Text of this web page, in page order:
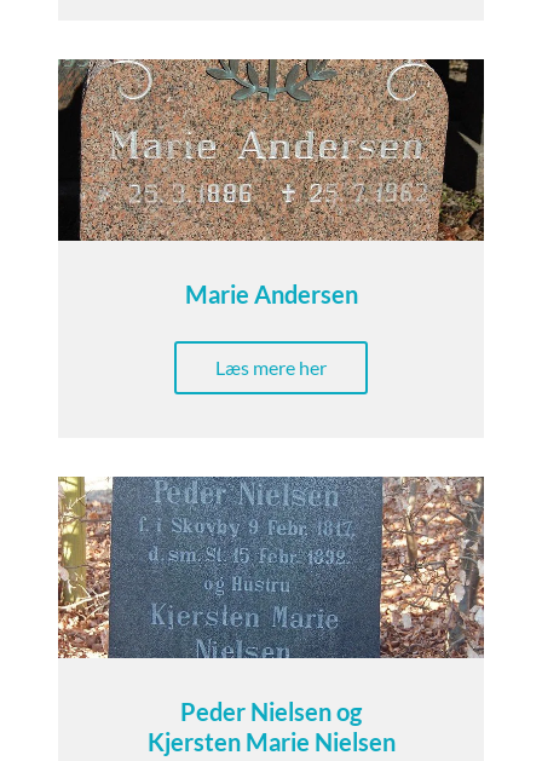
Marie Andersen
Læs mere her
Peder Nielsen og
Kjersten Marie Nielsen